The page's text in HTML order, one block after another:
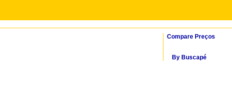
Compare Preços
By Buscapé